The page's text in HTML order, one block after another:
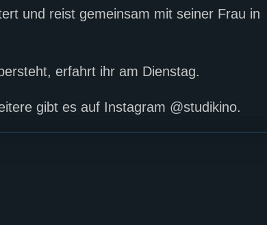
und reist gemeinsam mit seiner Frau in
erfahrt ihr am Dienstag.
gibt es auf Instagram @studikino.